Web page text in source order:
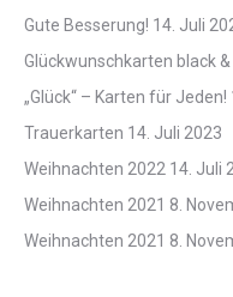
Gute Besserung! 14. Juli
Glückwunschkarten black
„Glück“ – Karten für Jeden!
Trauerkarten 14. Juli 2023
Weihnachten 2022 14. Juli
Weihnachten 2021 8.
Weihnachten 2021 8.